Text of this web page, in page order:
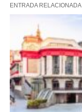
ENTRADA RELACIONADA